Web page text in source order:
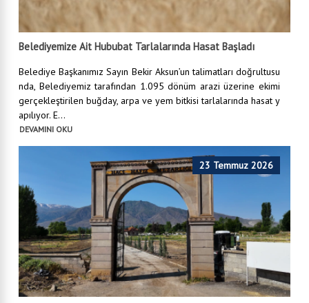
Belediyemize Ait Hububat Tarlalarında Hasat Başladı
Belediye Başkanımız Sayın Bekir Aksun’un talimatları doğrultusu
nda, Belediyemiz tarafından 1.095 dönüm arazi üzerine ekimi
gerçekleştirilen buğday, arpa ve yem bitkisi tarlalarında hasat y
apılıyor. E...
DEVAMINI OKU
23 Temmuz 2026